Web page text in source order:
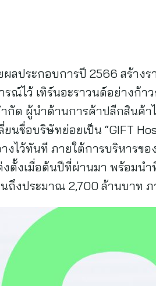
ลประกอบการปี 2566 สร้าง
ณ์ไว้ เทิร์นอะราวนด์อย่างก้า
กัด ผู้นำด้านการค้าปลีกสินค้า
นชื่อบริษัทย่อยเป็น “GIFT
ไว้ทันที ภายใต้การบริหารขอ
ตั้งเมื่อต้นปีที่ผ่านมา พร้อมนำ
นถึงประมาณ 2,700 ล้านบาท